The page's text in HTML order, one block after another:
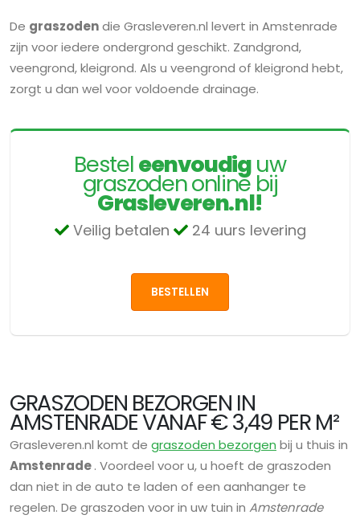
De graszodendie Grasleveren.nl levert in Amstenrade
zijn voor iedere ondergrond geschikt. Zandgrond,
veengrond, kleigrond. Als u veengrond of kleigrond hebt,
zorgt u dan wel voor voldoende drainage.
Besteleenvoudiguw
graszoden online bij
Grasleveren.nl!
Veilig betalen 24 uurs levering
BESTELLEN
GRASZODEN BEZORGEN IN
AMSTENRADE VANAF € 3,49 PER M²
Grasleveren.nl komt de graszoden bezorgen bij u thuis in
Amstenrade. Voordeel voor u, u hoeft de graszoden
dan niet in de auto te laden of een aanhanger te
regelen. De graszoden voor in uw tuin in Amstenrade